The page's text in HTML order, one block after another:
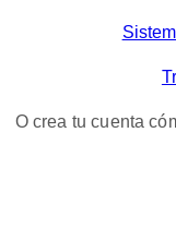
O crea tu cuenta